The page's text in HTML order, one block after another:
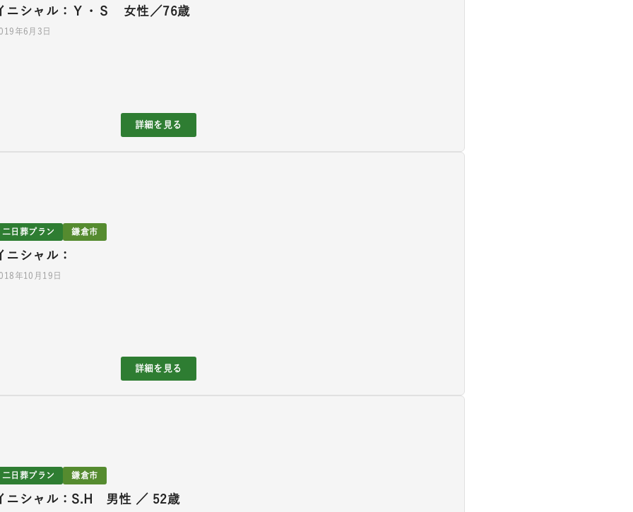
ニシャル：Ｙ・Ｓ 女性／76歳
年6月3日
詳細を見る
二日葬プラン 鎌倉市
ニシャル：
年10月19日
詳細を見る
二日葬プラン 鎌倉市
ニシャル：S.H 男性 ／ 52歳